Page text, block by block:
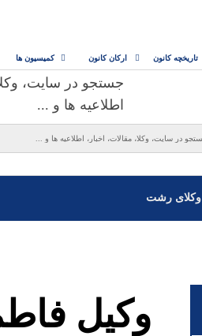
تاریخچه کانون ارکان کانون کمیسیون ها
جستجو در سایت،
اطلاعیه ها و ...
وکلای رشت
وکیل